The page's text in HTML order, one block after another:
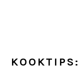
KOOKTIPS: